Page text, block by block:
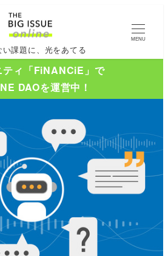
い課題に、光をあてる
MENU
ティ「FiNANCiE」で
DAOを運営中！